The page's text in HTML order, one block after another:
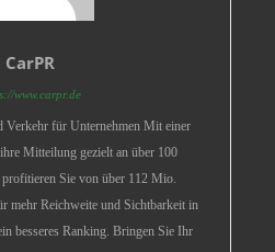
CarPR
www.carpr.de
Verkehr für Unternehmen Mit einer
Mitteilung gezielt an über 100
Sie von über 112 Mio.
mehr Reichweite und Sichtbarkeit in
besseres Ranking. Bringen Sie Ihr